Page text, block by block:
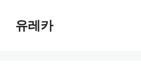
content유레카